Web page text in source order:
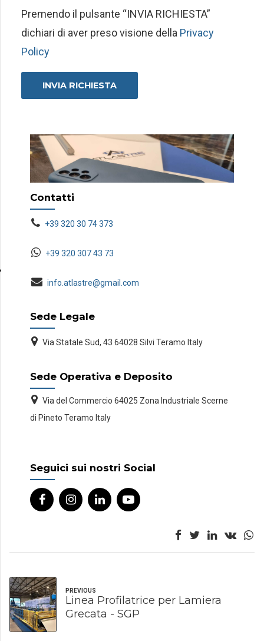
Premendo il pulsante “INVIA RICHIESTA”
dichiari di aver preso visione della Privacy
Policy
Contatti
+39 320 30 74 373
+39 320 307 43 73
info.atlastre@gmail.com
Sede Legale
Via Statale Sud, 43 64028 Silvi Teramo Italy
Sede Operativa e Deposito
Via del Commercio 64025 Zona Industriale Scerne
di Pineto Teramo Italy
Seguici sui nostri Social
PREVIOUS
Linea Profilatrice per Lamiera
Grecata - SGP